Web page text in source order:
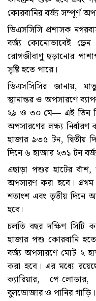
কোরবানির বর্জ্য সম্পূর্ণ
ডিএসসিসি প্রশাসক
বর্জ্য কোনোভাবেই
রোগজীবাণু ছড়ানোর
সৃষ্টি হতে পারে।
ডিএসসিসির জানায়,
স্থানান্তর ও অপসারণে
২৯ ও ৩০ মে— এই তিন
অপসারণের লক্ষ্য
হাজার ৯৩৫ টন, দ্বিতীয়
দিনে ৬ হাজার ২৩১ টন
এছাড়া পশুর হাটের
অপসারণ করা হবে।
শতাংশ এবং তৃতীয় দিনে
হবে।
চলতি বছর দক্ষিণ সিটি
হাজার পশু কোরবানি
বর্জ্য অপসারণে মোট ২
করা হবে। এর মধ্যে
ক্যারিয়ার, পে-
বুলডোজার ও পানির গাড়ি।